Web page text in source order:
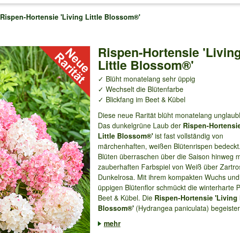
↓ ↓
↓
↓ ↓
Rispen-Hortensie 'Living Little Blossom®'
Rispen-Hortensie
Little Blossom®'
✓ Blüht monatelang sehr üppig
✓ Wechselt die Blütenfarbe
✓ Blickfang im Beet & Kübel
Diese neue Rarität blüht monatelang
Das dunkelgrüne Laub der Rispen-
Little Blossom®'ist fast vollständig von
märchenhaften, weißen Blütenrispen
Blüten überraschen über die Saison hinweg
zauberhaften Farbspiel von Weiß über
Dunkelrosa. Mit ihrem kompakten Wuchs
üppigen Blütenflor schmückt die winterharte
Beet & Kübel. Die Rispen-Hortensie
Blossom®'(Hydrangea paniculata)
mehr